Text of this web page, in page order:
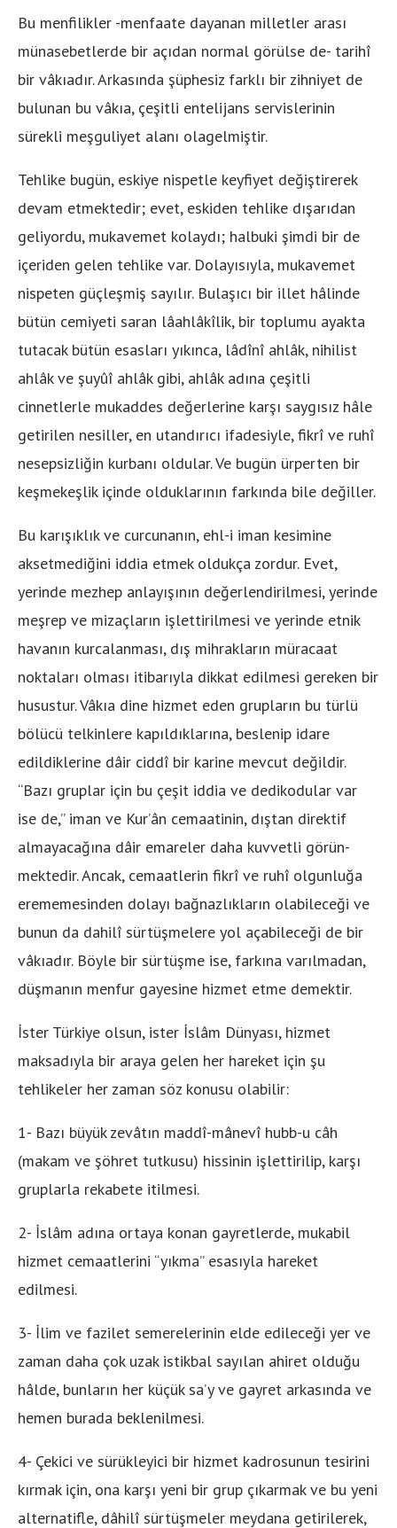
Bu menfilikler -menfaate dayanan milletler arası
münasebetlerde bir açıdan normal görülse de- tarihî
bir vâkıadır. Arkasında şüphesiz farklı bir zihniyet de
bulunan bu vâkıa, çeşitli entelijans servislerinin
sürekli meşguliyet alanı olagelmiştir.
Tehlike bugün, eskiye nispetle keyfiyet değiştirerek
devam etmektedir; evet, eskiden tehlike dışarıdan
geliyordu, mukavemet kolaydı; halbuki şimdi bir de
içeriden gelen tehlike var. Dolayısıyla, mukavemet
nispeten güçleşmiş sayılır. Bulaşıcı bir illet hâlinde
bütün cemiyeti saran lâahlâkîlik, bir toplumu ayakta
tutacak bütün esasları yıkınca, lâdînî ahlâk, nihilist
ahlâk ve şuyûî ahlâk gibi, ahlâk adına çeşitli
cinnetlerle mukaddes değerlerine karşı saygısız hâle
getirilen nesiller, en utandırıcı ifadesiyle, fikrî ve ruhî
nesepsizliğin kurbanı oldular. Ve bugün ürperten bir
keşmekeşlik içinde olduklarının farkında bile değiller.
Bu karışıklık ve curcunanın, ehl-i iman kesimine
aksetmediğini iddia etmek oldukça zordur. Evet,
yerinde mezhep anlayışının değerlendirilmesi, yerinde
meşrep ve mizaçların işlettirilmesi ve yerinde etnik
havanın kurcalanması, dış mihrakların müracaat
noktaları olması itibarıyla dikkat edilmesi gereken bir
husustur. Vâkıa dine hizmet eden grupların bu türlü
bölücü telkinlere kapıldıklarına, beslenip idare
edildiklerine dâir ciddî bir karine mevcut değildir.
“Bazı gruplar için bu çeşit iddia ve dedikodular var
ise de,” iman ve Kur’ân cemaatinin, dıştan direktif
almayacağına dâir emareler daha kuvvetli görün-
mektedir. Ancak, cemaatlerin fikrî ve ruhî olgunluğa
erememesinden dolayı bağnazlıkların olabileceği ve
bunun da dahilî sürtüşmelere yol açabileceği de bir
vâkıadır. Böyle bir sürtüşme ise, farkına varılmadan,
düşmanın menfur gayesine hizmet etme demektir.
İster Türkiye olsun, ister İslâm Dünyası, hizmet
maksadıyla bir araya gelen her hareket için şu
tehlikeler her zaman söz konusu olabilir:
1- Bazı büyük zevâtın maddî-mânevî hubb-u câh
(makam ve şöhret tutkusu) hissinin işlettirilip, karşı
gruplarla rekabete itilmesi.
2- İslâm adına ortaya konan gayretlerde, mukabil
hizmet cemaatlerini “yıkma” esasıyla hareket
edilmesi.
3- İlim ve fazilet semerelerinin elde edileceği yer ve
zaman daha çok uzak istikbal sayılan ahiret olduğu
hâlde, bunların her küçük sa’y ve gayret arkasında ve
hemen burada beklenilmesi.
4- Çekici ve sürükleyici bir hizmet kadrosunun tesirini
kırmak için, ona karşı yeni bir grup çıkarmak ve bu yeni
alternatifle, dâhilî sürtüşmeler meydana getirilerek,